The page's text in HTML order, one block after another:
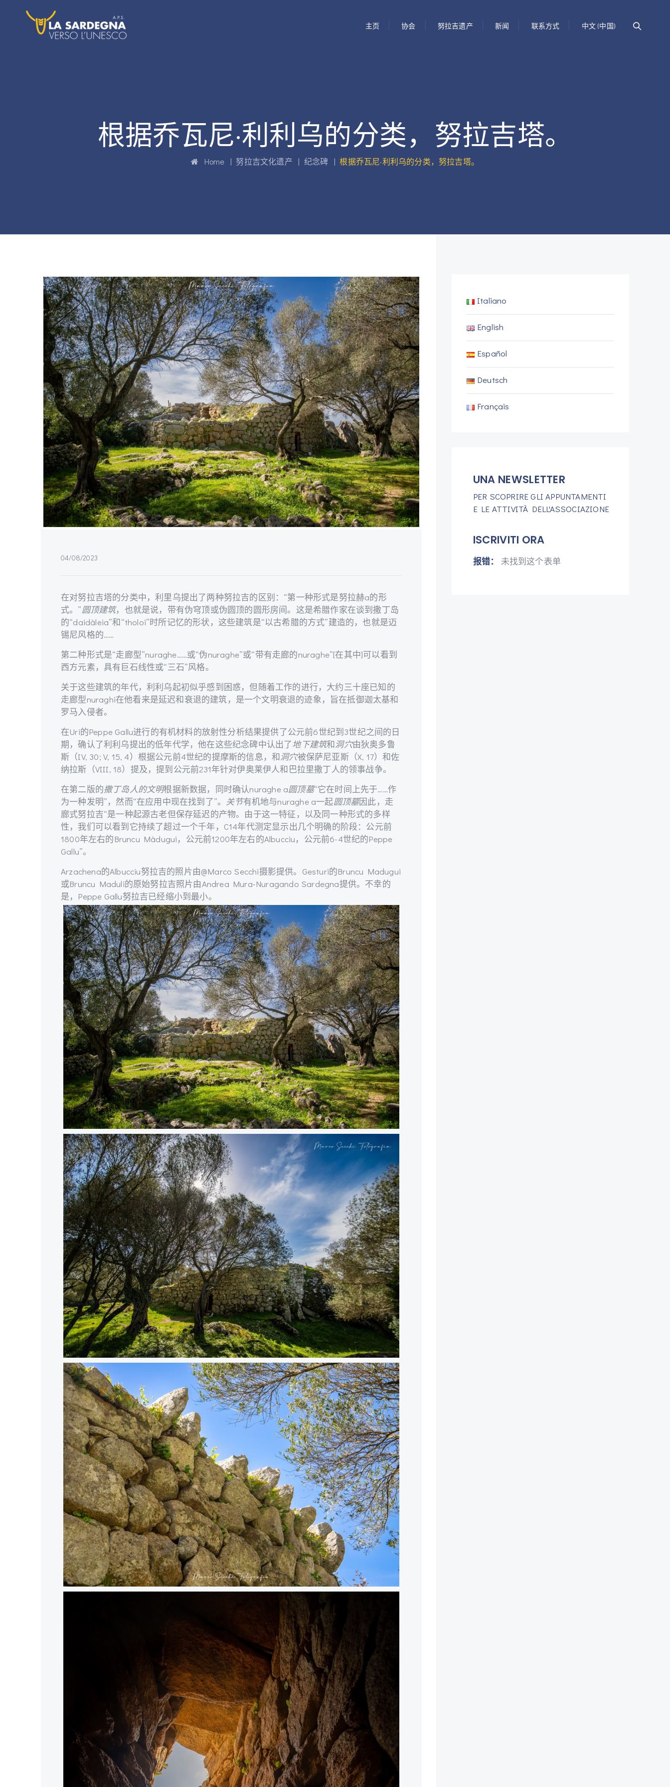
主页 协会 努拉吉遗产 新闻 联系方式 中文 (中国)
根据乔瓦尼·利利乌的分类，努拉吉塔。
Home | 努拉吉文化遗产 | 纪念碑 |根据乔瓦尼·利利乌的分类，努拉吉塔。
04/08/2023
在对努拉吉塔的分类中，利里乌提出了两种努拉吉的区别：“第一种形式是努拉赫a的形
式。”圆顶建筑，也就是说，带有伪穹顶或伪圆顶的圆形房间。这是希腊作家在谈到撒丁岛
的“daidàleia”和“tholoi”时所记忆的形状，这些建筑是“以古希腊的方式”建造的，也就是迈
锡尼风格的……
第二种形式是“走廊型”nuraghe……或“伪nuraghe”或“带有走廊的nuraghe”[在其中]可以看到
西方元素，具有巨石线性或“三石”风格。
关于这些建筑的年代，利利乌起初似乎感到困惑，但随着工作的进行，大约三十座已知的
走廊型nuraghi在他看来是延迟和衰退的建筑，是一个文明衰退的迹象，旨在抵御迦太基和
罗马入侵者。
在Uri的Peppe Gallu进行的有机材料的放射性分析结果提供了公元前6世纪到3世纪之间的日
期，确认了利利乌提出的低年代学，他在这些纪念碑中认出了地下建筑和洞穴由狄奥多鲁
斯（IV, 30; V, 15, 4）根据公元前4世纪的提摩斯的信息，和洞穴被保萨尼亚斯（X, 17）和佐
纳拉斯（VIII, 18）提及，提到公元前231年针对伊奥莱伊人和巴拉里撒丁人的领事战争。
在第二版的撒丁岛人的文明根据新数据，同时确认nuraghe a圆顶墓“它在时间上先于……作
为一种发明”，然而“在应用中现在找到了”。 关节有机地与nuraghe a一起圆顶墓因此，走
廊式努拉吉“是一种起源古老但保存延迟的产物。由于这一特征，以及同一种形式的多样
性，我们可以看到它持续了超过一个千年，C14年代测定显示出几个明确的阶段：公元前
1800年左右的Bruncu Màdugui，公元前1200年左右的Albucciu，公元前6-4世纪的Peppe
Gallu”。
Arzachena的Albucciu努拉吉的照片由@Marco Secchi摄影提供。Gesturi的Bruncu Madugui
或Bruncu Maduli的原始努拉吉照片由Andrea Mura-Nuragando Sardegna提供。不幸的
是，Peppe Gallu努拉吉已经缩小到最小。
Italiano
English
Español
Deutsch
Français
UNA NEWSLETTER
PER SCOPRIRE GLI APPUNTAMENTI
E LE ATTIVITÀ DELL'ASSOCIAZIONE
ISCRIVITI ORA
报错： 未找到这个表单